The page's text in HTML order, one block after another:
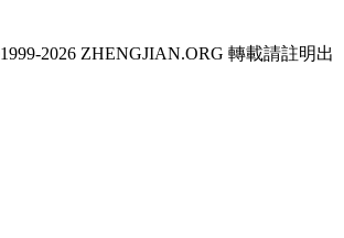
2026 ZHENGJIAN.ORG 轉載請註明出